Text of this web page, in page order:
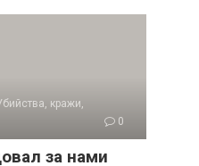
кражи,
0
за нами